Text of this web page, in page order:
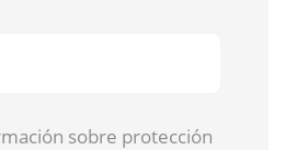
sobre protección